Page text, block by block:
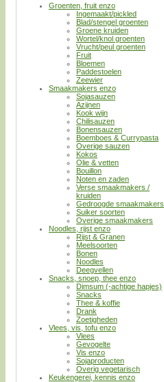
Groenten, fruit enzo
Ingemaakt/pickled
Blad/stengel groenten
Groene kruiden
Wortel/knol groenten
Vrucht/peul groenten
Fruit
Bloemen
Paddestoelen
Zeewier
Smaakmakers enzo
Sojasauzen
Azijnen
Kook wijn
Chilisauzen
Bonensauzen
Boemboes & Currypasta
Overige sauzen
Kokos
Olie & vetten
Bouillon
Noten en zaden
Verse smaakmakers /
kruiden
Gedroogde smaakmakers
Suiker soorten
Overige smaakmakers
Noodles, rijst enzo
Rijst & Granen
Meelsoorten
Bonen
Noodles
Deegvellen
Snacks, snoep, thee enzo
Dimsum (-achtige hapjes)
Snacks
Thee & koffie
Drank
Zoetigheden
Vlees, vis, tofu enzo
Vlees
Gevogelte
Vis enzo
Sojaproducten
Overig vegetarisch
Keukengerei, kennis enzo